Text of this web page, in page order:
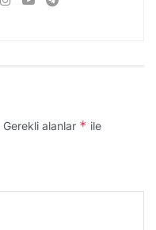
Gerekli alanlar * ile